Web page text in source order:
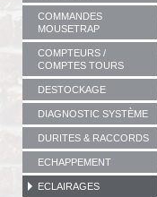
COMMANDES
MOUSETRAP
COMPTEURS /
COMPTES TOURS
DESTOCKAGE
DIAGNOSTIC SYSTÈME
DURITES & RACCORDS
ECHAPPEMENT
ECLAIRAGES